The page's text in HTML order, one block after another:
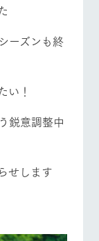
ーズンも終
い！
鋭意調整中
せします